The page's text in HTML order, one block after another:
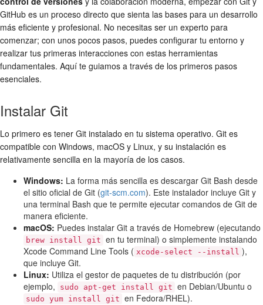
GitHub es un proceso directo que sienta las bases para un desarrollo
más eficiente y profesional. No necesitas ser un experto para
comenzar; con unos pocos pasos, puedes configurar tu entorno y
realizar tus primeras interacciones con estas herramientas
fundamentales. Aquí te guiamos a través de los primeros pasos
esenciales.
Instalar Git
Lo primero es tener Git instalado en tu sistema operativo. Git es
compatible con Windows, macOS y Linux, y su instalación es
relativamente sencilla en la mayoría de los casos.
Windows: La forma más sencilla es descargar Git Bash desde
el sitio oficial de Git (git-scm.com). Este instalador incluye Git y
una terminal Bash que te permite ejecutar comandos de Git de
manera eficiente.
macOS: Puedes instalar Git a través de Homebrew (ejecutando
brew install git en tu terminal) o simplemente instalando
Xcode Command Line Tools ( xcode-select --install ),
que incluye Git.
Linux: Utiliza el gestor de paquetes de tu distribución (por
ejemplo,
sudo apt-get install git en Debian/Ubuntu o
sudo yum install git en Fedora/RHEL).